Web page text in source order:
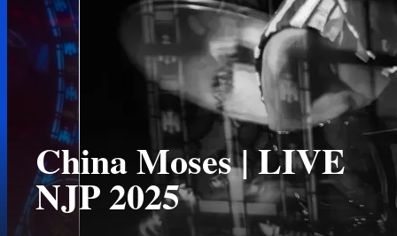
China Moses | LIVE
NJP 2025